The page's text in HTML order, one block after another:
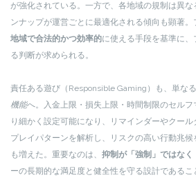
が強化されている。一方で、各地域の規制は異
ンナップが運営ごとに最適化される傾向も顕著。
地域で合法的かつ効率的に使える手段を基準に
る判断が求められる。
責任ある遊び（Responsible Gaming）も、単な
機能へ。入金上限・損失上限・時間制限のセルフ
り細かく設定可能になり、リマインダーやクー
プレイパターンを解析し、リスクの高い行動兆
も増えた。重要なのは、 抑制が「強制」ではなく
ーの長期的な満足度と健全性を守る設計である